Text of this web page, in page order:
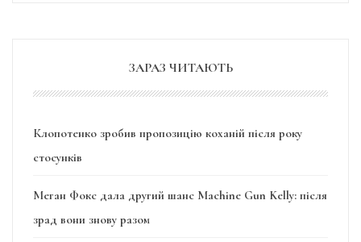
ЗАРАЗ ЧИТАЮТЬ
Клопотенко зробив пропозицію коханій після року
стосунків
Меган Фокс дала другий шанс Machine Gun Kelly: після
зрад вони знову разом